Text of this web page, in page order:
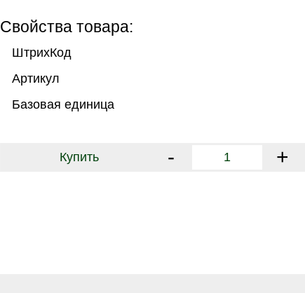
Свойства товара:
ШтрихКод
Артикул
Базовая единица
Купить - +